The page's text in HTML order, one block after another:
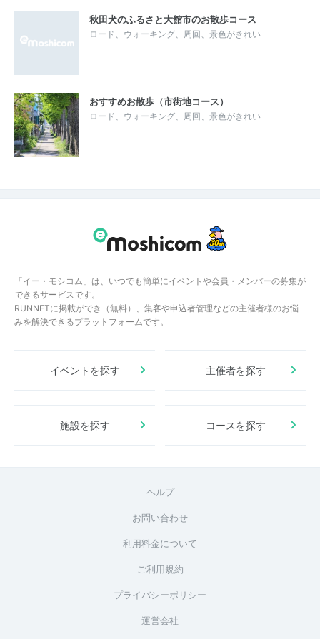
秋田犬のふるさと大館市のお散歩コース
ロード、ウォーキング、周回、景色がきれい
おすすめお散歩（市街地コース）
ロード、ウォーキング、周回、景色がきれい
「イー・モシコム」は、いつでも簡単にイベントや会員・メンバーの募集が
できるサービスです。
RUNNETに掲載ができ（無料）、集客や申込者管理などの主催者様のお悩
みを解決できるプラットフォームです。
イベントを探す 主催者を探す
施設を探す コースを探す
ヘルプ
お問い合わせ
利用料金について
ご利用規約
プライバシーポリシー
運営会社